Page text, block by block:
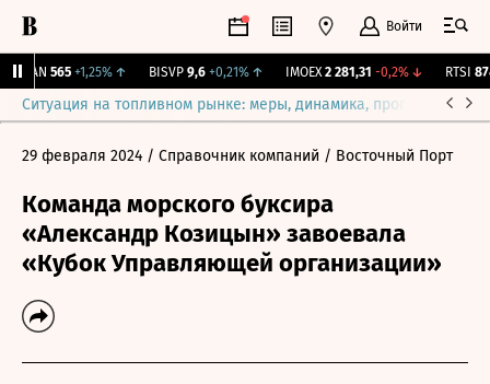
Войти
AVAN 565 +1,25%↑ BISVP 9,6 +0,21% ↑ IMOEX 2 281,31 -0,2%↓ RTSI
Ситуация на топливном рынке: меры, динамика, прогнозы
29 февраля 2024 / Справочник компаний / Восточный Порт
Команда морского буксира
«Александр Козицын» завоевала
«Кубок Управляющей организации»